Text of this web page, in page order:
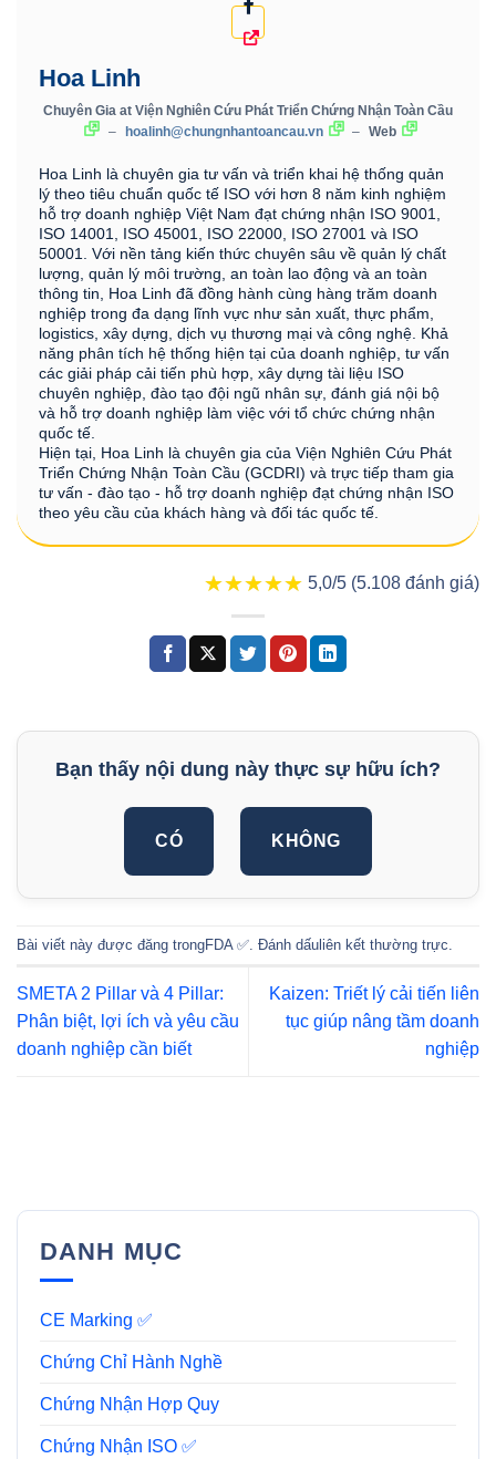
Hoa Linh
Chuyên Gia at Viện Nghiên Cứu Phát Triển Chứng Nhận Toàn Cầu
–
hoalinh@chungnhantoancau.vn – Web
Hoa Linh là chuyên gia tư vấn và triển khai hệ thống quản
lý theo tiêu chuẩn quốc tế ISO với hơn 8 năm kinh nghiệm
hỗ trợ doanh nghiệp Việt Nam đạt chứng nhận ISO 9001,
ISO 14001, ISO 45001, ISO 22000, ISO 27001 và ISO
50001. Với nền tảng kiến thức chuyên sâu về quản lý chất
lượng, quản lý môi trường, an toàn lao động và an toàn
thông tin, Hoa Linh đã đồng hành cùng hàng trăm doanh
nghiệp trong đa dạng lĩnh vực như sản xuất, thực phẩm,
logistics, xây dựng, dịch vụ thương mại và công nghệ. Khả
năng phân tích hệ thống hiện tại của doanh nghiệp, tư vấn
các giải pháp cải tiến phù hợp, xây dựng tài liệu ISO
chuyên nghiệp, đào tạo đội ngũ nhân sự, đánh giá nội bộ
và hỗ trợ doanh nghiệp làm việc với tổ chức chứng nhận
quốc tế.
Hiện tại, Hoa Linh là chuyên gia của Viện Nghiên Cứu Phát
Triển Chứng Nhận Toàn Cầu (GCDRI) và trực tiếp tham gia
tư vấn - đào tạo - hỗ trợ doanh nghiệp đạt chứng nhận ISO
theo yêu cầu của khách hàng và đối tác quốc tế.
★★★★★
★★★★★ 5,0/5 (5.108 đánh giá)
Bạn thấy nội dung này thực sự hữu ích?
CÓ KHÔNG
Bài viết này được đăng trongFDA ✅ . Đánh dấuliên kết thường trực
SMETA 2 Pillar và 4 Pillar:
Phân biệt, lợi ích và yêu cầu
doanh nghiệp cần biết
Kaizen: Triết lý cải tiến liên
tục giúp nâng tầm doanh
nghiệp
DANH MỤC
CE Marking ✅
Chứng Chỉ Hành Nghề
Chứng Nhận Hợp Quy
Chứng Nhận ISO ✅